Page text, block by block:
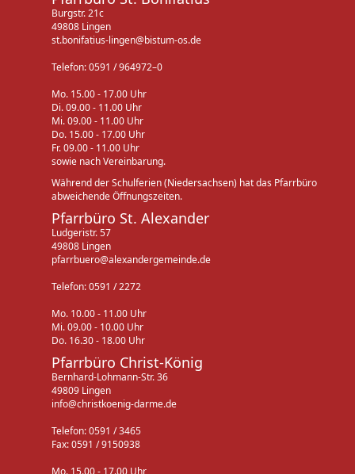
Burgstr. 21c
49808 Lingen
st.bonifatius-lingen@bistum-os.de
Telefon: 0591 / 964972–0
Mo. 15.00 - 17.00 Uhr
Di. 09.00 - 11.00 Uhr
Mi. 09.00 - 11.00 Uhr
Do. 15.00 - 17.00 Uhr
Fr. 09.00 - 11.00 Uhr
sowie nach Vereinbarung.
Während der Schulferien (Niedersachsen) hat das Pfarrbüro
abweichende Öffnungszeiten.
Pfarrbüro St. Alexander
Ludgeristr. 57
49808 Lingen
pfarrbuero@alexandergemeinde.de
Telefon: 0591 / 2272
Mo. 10.00 - 11.00 Uhr
Mi. 09.00 - 10.00 Uhr
Do. 16.30 - 18.00 Uhr
Pfarrbüro Christ-König
Bernhard-Lohmann-Str. 36
49809 Lingen
info@christkoenig-darme.de
Telefon: 0591 / 3465
Fax: 0591 / 9150938
Mo. 15.00 - 17.00 Uhr